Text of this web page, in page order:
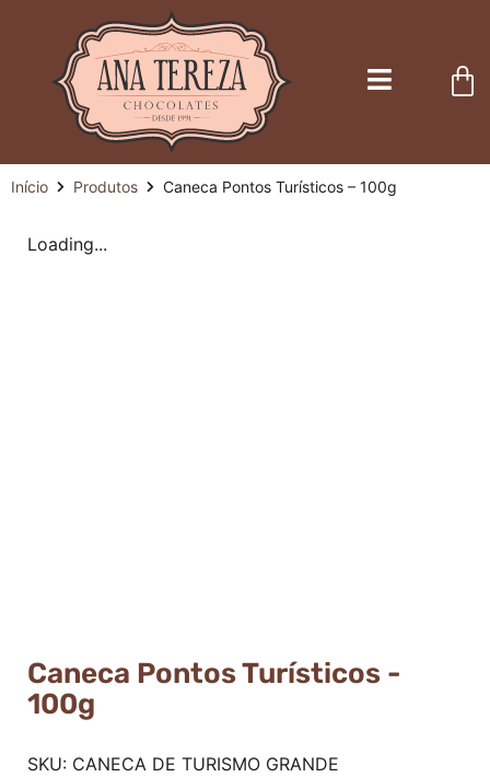
Início Produtos Caneca Pontos Turísticos – 100g
Loading...
Caneca Pontos Turísticos -
100g
SKU: CANECA DE TURISMO GRANDE